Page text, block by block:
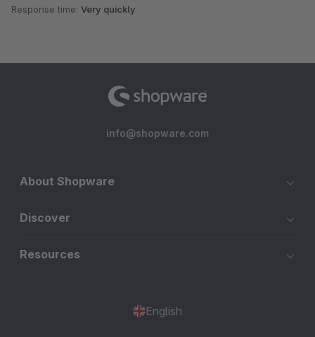
Response time: Very quickly
info@shopware.com
About Shopware
Discover
Resources
English